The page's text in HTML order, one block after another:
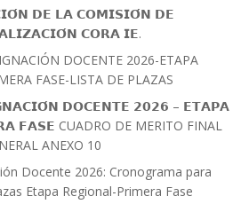
𝗗𝗘 𝗟𝗔 𝗖𝗢𝗠𝗜𝗦𝗜𝗢́𝗡 𝗗𝗘
𝗖𝗢𝗥𝗔 𝗜𝗘.
DOCENTE 2026-ETAPA
FASE-LISTA DE PLAZAS
𝗗𝗢𝗖𝗘𝗡𝗧𝗘 𝟮𝟬𝟮𝟲 – 𝗘𝗧𝗔𝗣𝗔
CUADRO DE MERITO FINAL
ANEXO 10
Docente 2026: Cronograma para
Etapa Regional-Primera Fase